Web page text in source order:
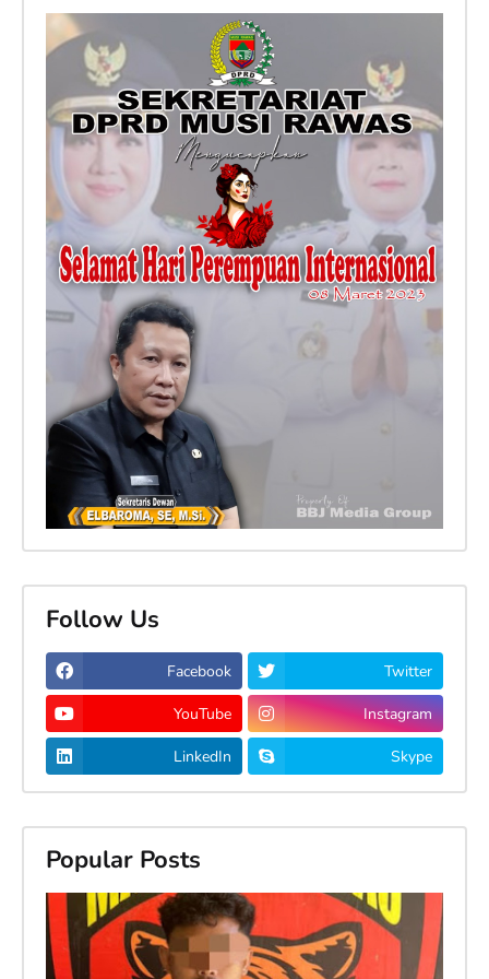
Follow Us
Facebook Twitter
YouTube Instagram
LinkedIn Skype
Popular Posts